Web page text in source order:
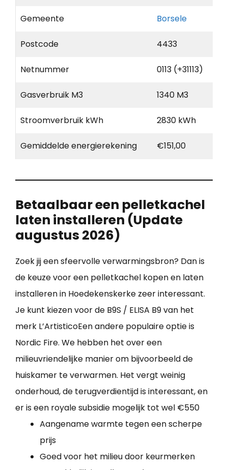
Gemeente Borsele
Postcode 4433
Netnummer 0113 (+31113)
Gasverbruik M3 1340 M3
Stroomverbruik kWh 2830 kWh
Gemiddelde energierekening €151,00
Betaalbaar een pelletkachel
laten installeren (Update
augustus 2026)
Zoek jij een sfeervolle verwarmingsbron? Dan is
de keuze voor een pelletkachel kopen en laten
installeren in Hoedekenskerke zeer interessant.
Je kunt kiezen voor de B9S / ELISA B9 van het
merk L’ArtisticoEen andere populaire optie is
Nordic Fire. We hebben het over een
milieuvriendelijke manier om bijvoorbeeld de
huiskamer te verwarmen. Het vergt weinig
onderhoud, de terugverdientijd is interessant, en
er is een royale subsidie mogelijk tot wel €550
Aangename warmte tegen een scherpe
prijs
Goed voor het milieu door keurmerken